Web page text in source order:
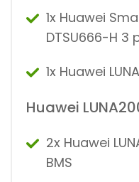
1x Huawei
DTSU666-H 3
1x Huawei
Huawei
2x Huawei
BMS